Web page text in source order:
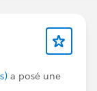
a posé une